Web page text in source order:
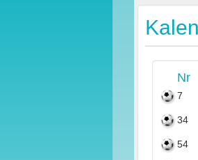
Nr
7
34
54